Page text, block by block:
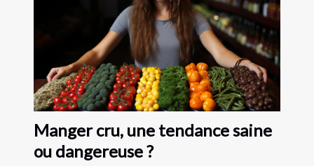
Manger cru, une tendance saine
ou dangereuse ?